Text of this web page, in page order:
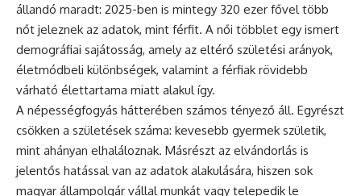
állandó maradt: 2025-ben is mintegy 320 ezer fővel több
nőt jeleznek az adatok, mint férfit. A női többlet egy ismert
demográfiai sajátosság, amely az eltérő születési arányok,
életmódbeli különbségek, valamint a férfiak rövidebb
várható élettartama miatt alakul így.
A népességfogyás hátterében számos tényező áll. Egyrészt
csökken a születések száma: kevesebb gyermek születik,
mint ahányan elhaláloznak. Másrészt az elvándorlás is
jelentős hatással van az adatok alakulására, hiszen sok
magyar állampolgár vállal munkát vagy telepedik le